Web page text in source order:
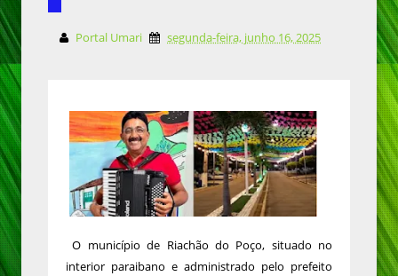
Portal Umari segunda-feira, junho 16, 2025
O município de Riachão do Poço, situado no
interior paraibano e administrado pelo prefeito